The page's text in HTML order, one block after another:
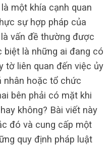
là một khía cạnh quan
sự hợp pháp của
vấn đề thường được
biệt là những ai đang có
tờ liên quan đến việc ủy
nhân hoặc tổ chức
bên phải có mặt khi
không? Bài viết này
đó và cung cấp một
quy định pháp luật